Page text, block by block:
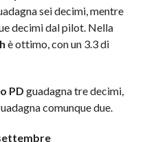
sei decimi, mentre
decimi dal pilot. Nella
è ottimo, con un 3.3 di
PD guadagna tre decimi,
comunque due.